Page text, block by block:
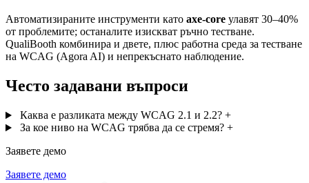
Автоматизираните инструменти като axe-core улавят 30–40%
от проблемите; останалите изискват ръчно тестване.
QualiBooth комбинира и двете, плюс работна среда за тестване
на WCAG (Agora AI) и непрекъснато наблюдение.
Често задавани въпроси
Каква е разликата между WCAG 2.1 и 2.2? +
За кое ниво на WCAG трябва да се стремя? +
Заявете демо
Заявете демо